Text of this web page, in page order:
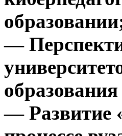
—
— Развитие